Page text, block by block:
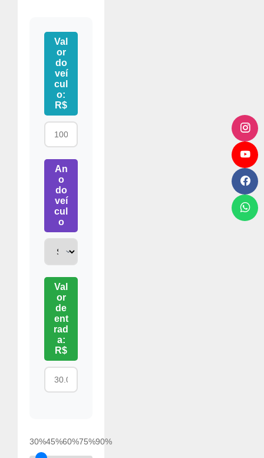
Val
or
do
veí
cul
o:
R$
An
o
do
veí
cul
o
Val
or
de
ent
rad
a:
R$
30%45%60%75%90%